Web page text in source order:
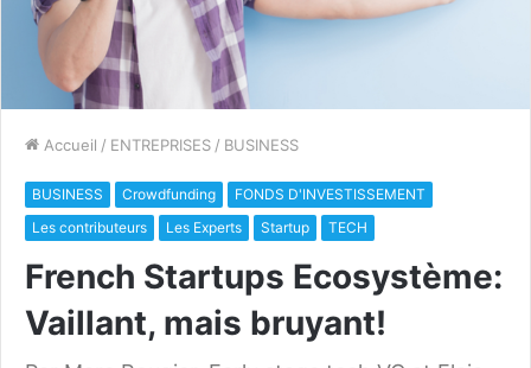
Accueil / ENTREPRISES / BUSINESS
BUSINESS Crowdfunding
FONDS D'INVESTISSEMENT
Les contributeurs
Les Experts Startup TECH
French Startups Ecosystème:
Vaillant, mais bruyant!